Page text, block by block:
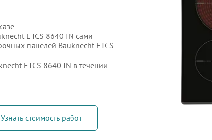
ETCS 8640 IN сами
панелей Bauknecht ETCS
ETCS 8640 IN в течении
Узнать стоимость работ